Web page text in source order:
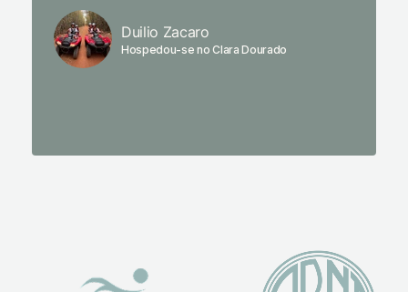
Duilio Zacaro
Hospedou-se no Clara Dourado